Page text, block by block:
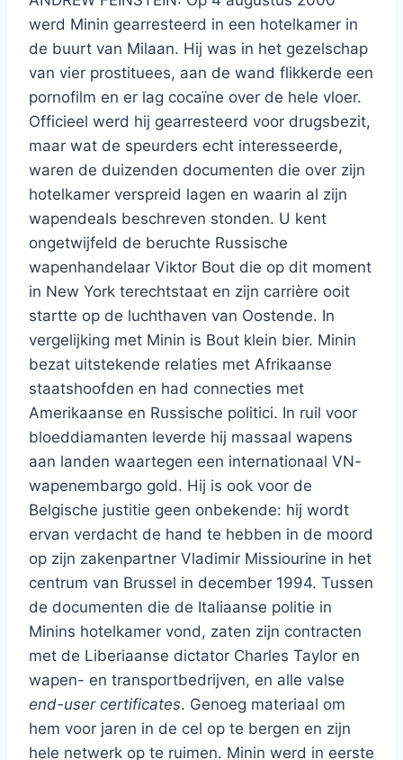
werd Minin gearresteerd in een hotelkamer in
de buurt van Milaan. Hij was in het gezelschap
van vier prostituees, aan de wand flikkerde een
pornofilm en er lag cocaïne over de hele vloer.
Officieel werd hij gearresteerd voor drugsbezit,
maar wat de speurders echt interesseerde,
waren de duizenden documenten die over zijn
hotelkamer verspreid lagen en waarin al zijn
wapendeals beschreven stonden. U kent
ongetwijfeld de beruchte Russische
wapenhandelaar Viktor Bout die op dit moment
in New York terechtstaat en zijn carrière ooit
startte op de luchthaven van Oostende. In
vergelijking met Minin is Bout klein bier. Minin
bezat uitstekende relaties met Afrikaanse
staatshoofden en had connecties met
Amerikaanse en Russische politici. In ruil voor
bloeddiamanten leverde hij massaal wapens
aan landen waartegen een internationaal VN-
wapenembargo gold. Hij is ook voor de
Belgische justitie geen onbekende: hij wordt
ervan verdacht de hand te hebben in de moord
op zijn zakenpartner Vladimir Missiourine in het
centrum van Brussel in december 1994. Tussen
de documenten die de Italiaanse politie in
Minins hotelkamer vond, zaten zijn contracten
met de Liberiaanse dictator Charles Taylor en
wapen- en transportbedrijven, en alle valse
end-user certificates. Genoeg materiaal om
hem voor jaren in de cel op te bergen en zijn
hele netwerk op te ruimen. Minin werd in eerste